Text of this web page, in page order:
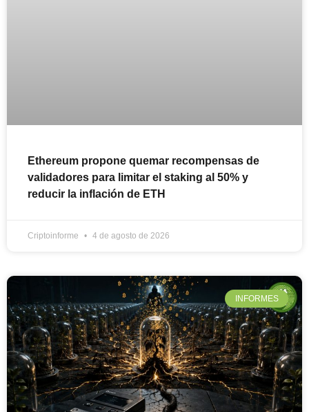
Ethereum propone quemar recompensas de
validadores para limitar el staking al 50% y
reducir la inflación de ETH
Criptoinforme 4 de agosto de 2026
INFORMES